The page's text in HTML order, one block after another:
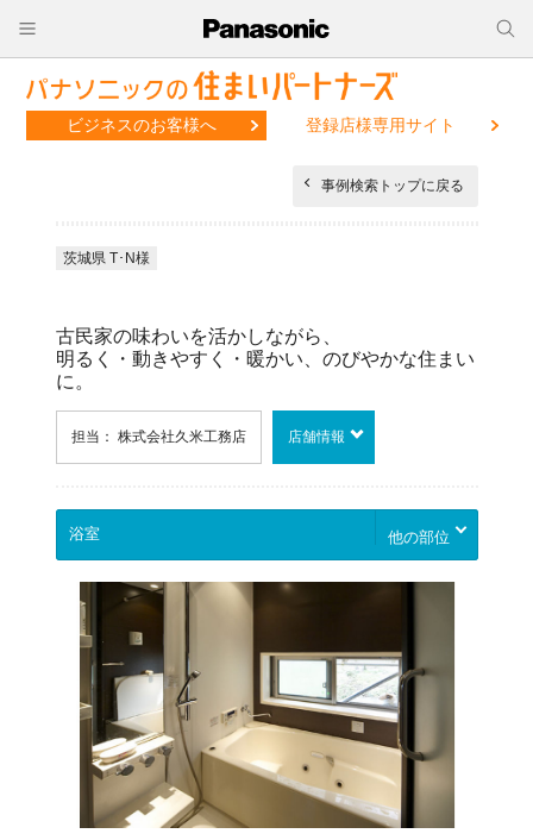
ビジネスのお客様へ 登録店様専用サイト
事例検索トップに戻る
茨城県 T･N様
古民家の味わいを活かしながら、
明るく・動きやすく・暖かい、のびやかな住まい
に。
担当： 株式会社久米工務店 店舗情報
他の部位